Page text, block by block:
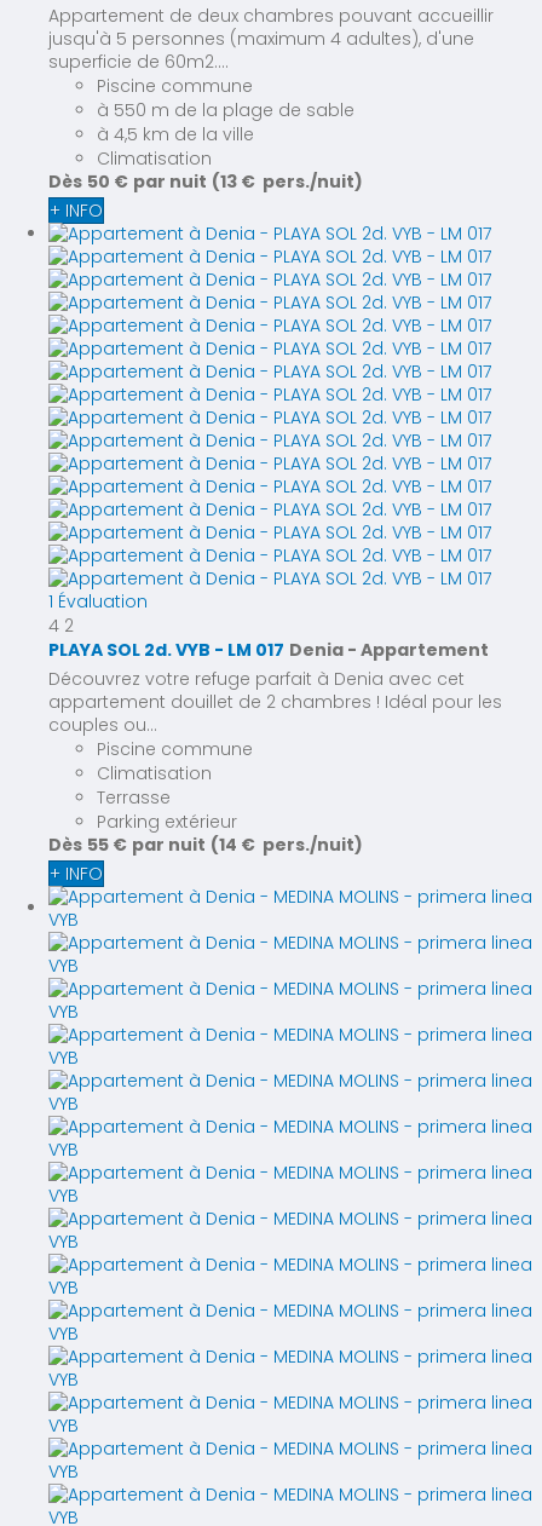
Appartement de deux chambres pouvant accueillir
jusqu'à 5 personnes (maximum 4 adultes), d'une
superficie de 60m2....
Piscine commune
à 550 m de la plage de sable
à 4,5 km de la ville
Climatisation
Dès 50 € par nuit (13 € pers./nuit)
+ INFO
1 Évaluation
4 2
PLAYA SOL 2d. VYB - LM 017 Denia - Appartement
Découvrez votre refuge parfait à Denia avec cet
appartement douillet de 2 chambres ! Idéal pour les
couples ou...
Piscine commune
Climatisation
Terrasse
Parking extérieur
Dès 55 € par nuit (14 € pers./nuit)
+ INFO